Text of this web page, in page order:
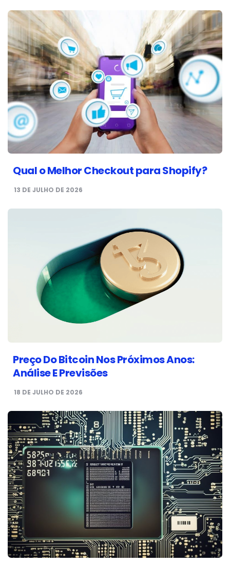
Qual o Melhor Checkout para Shopify?
13 DE JULHO DE 2026
Preço Do Bitcoin Nos Próximos Anos:
Análise E Previsões
18 DE JULHO DE 2026